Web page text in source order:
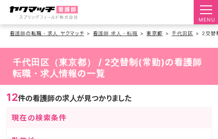
MENU
看護師の転職・求人 ヤクマッチ 看護師 求人・転職 東京都 千代田区 2交替
千代田区（東京都） / 2交替制(常勤)の看護師
転職・求人情報の一覧
12件の看護師の求人が見つかりました
現在の検索条件